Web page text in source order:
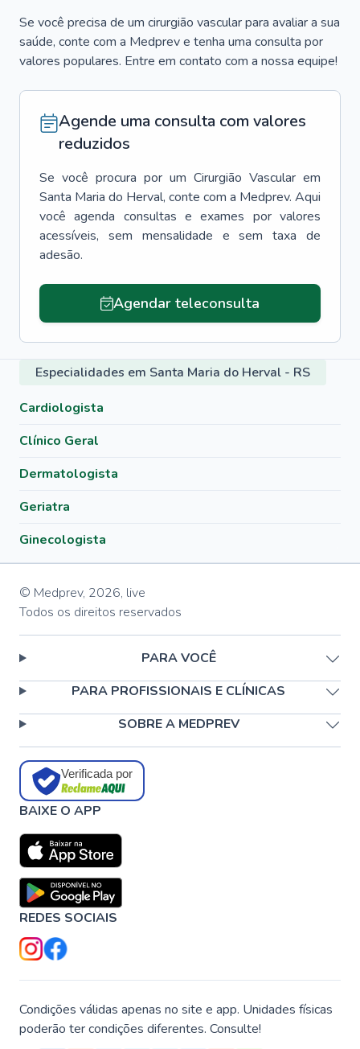
Se você precisa de um cirurgião vascular para avaliar a sua
saúde, conte com a Medprev e tenha uma consulta por
valores populares. Entre em contato com a nossa equipe!
Agende uma consulta com valores
reduzidos
Se você procura por um Cirurgião Vascular em
Santa Maria do Herval, conte com a Medprev. Aqui
você agenda consultas e exames por valores
acessíveis, sem mensalidade e sem taxa de
adesão.
Agendar teleconsulta
Especialidades em Santa Maria do Herval - RS
Cardiologista
Clínico Geral
Dermatologista
Geriatra
Ginecologista
© Medprev, 2026, live
Todos os direitos reservados
PARA VOCÊ
PARA PROFISSIONAIS E CLÍNICAS
SOBRE A MEDPREV
Verificada por
BAIXE O APP
REDES SOCIAIS
Condições válidas apenas no site e app. Unidades físicas
poderão ter condições diferentes. Consulte!